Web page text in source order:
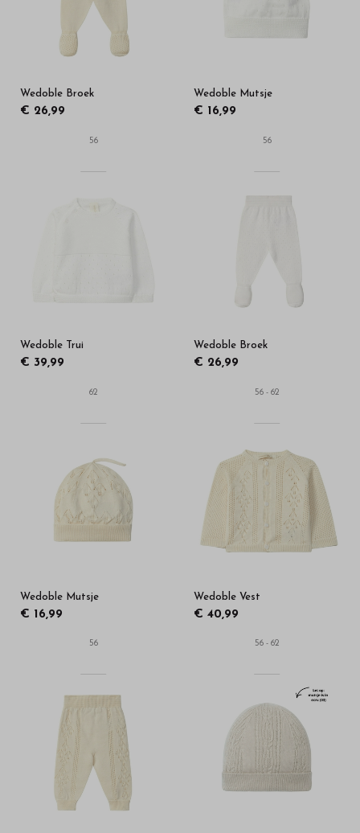
Wedoble Broek
€ 26,99
56
Wedoble Mutsje
€ 16,99
56
Wedoble Trui
€ 39,99
62
Wedoble Broek
€ 26,99
56 - 62
Wedoble Mutsje
€ 16,99
56
Wedoble Vest
€ 40,99
56 - 62